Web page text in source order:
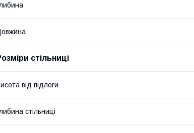
стільниці
від підлоги
стільниці